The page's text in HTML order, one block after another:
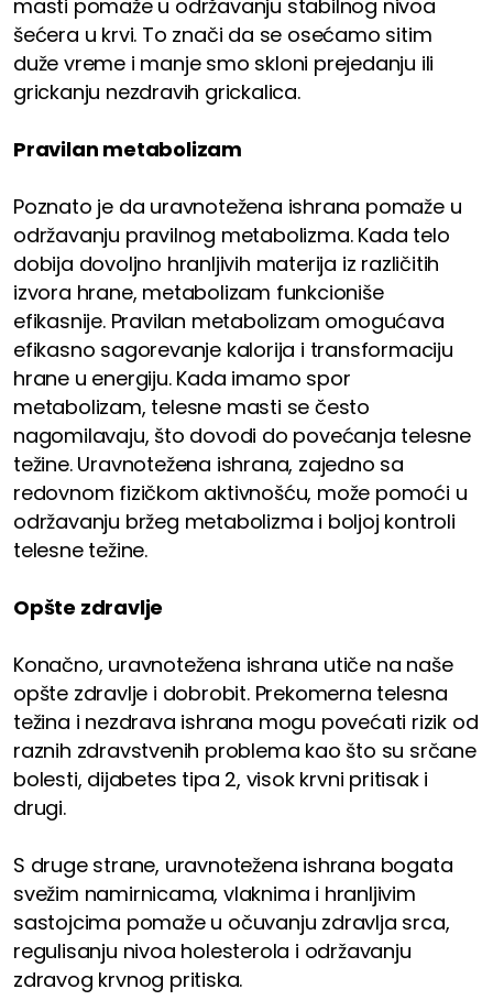
masti pomaže u održavanju stabilnog nivoa
šećera u krvi. To znači da se osećamo sitim
duže vreme i manje smo skloni prejedanju ili
grickanju nezdravih grickalica.
Pravilan metabolizam
Poznato je da uravnotežena ishrana pomaže u
održavanju pravilnog metabolizma. Kada telo
dobija dovoljno hranljivih materija iz različitih
izvora hrane, metabolizam funkcioniše
efikasnije. Pravilan metabolizam omogućava
efikasno sagorevanje kalorija i transformaciju
hrane u energiju. Kada imamo spor
metabolizam, telesne masti se često
nagomilavaju, što dovodi do povećanja telesne
težine. Uravnotežena ishrana, zajedno sa
redovnom fizičkom aktivnošću, može pomoći u
održavanju bržeg metabolizma i boljoj kontroli
telesne težine.
Opšte zdravlje
Konačno, uravnotežena ishrana utiče na naše
opšte zdravlje i dobrobit. Prekomerna telesna
težina i nezdrava ishrana mogu povećati rizik od
raznih zdravstvenih problema kao što su srčane
bolesti, dijabetes tipa 2, visok krvni pritisak i
drugi.
S druge strane, uravnotežena ishrana bogata
svežim namirnicama, vlaknima i hranljivim
sastojcima pomaže u očuvanju zdravlja srca,
regulisanju nivoa holesterola i održavanju
zdravog krvnog pritiska.